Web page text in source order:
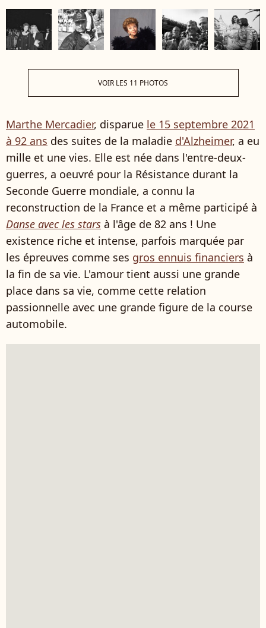
VOIR LES 11 PHOTOS
Marthe Mercadier, disparue le 15 septembre 2021
à 92 ans des suites de la maladie d'Alzheimer, a eu
mille et une vies. Elle est née dans l'entre-deux-
guerres, a oeuvré pour la Résistance durant la
Seconde Guerre mondiale, a connu la
reconstruction de la France et a même participé à
Danse avec les stars à l'âge de 82 ans ! Une
existence riche et intense, parfois marquée par
les épreuves comme ses gros ennuis financiers à
la fin de sa vie. L'amour tient aussi une grande
place dans sa vie, comme cette relation
passionnelle avec une grande figure de la course
automobile.